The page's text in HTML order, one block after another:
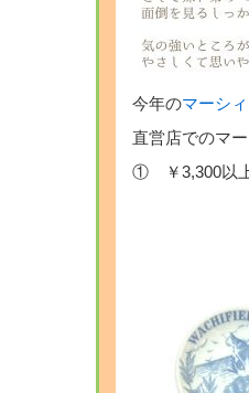
今年のマーシ
直営店でのマ
① ￥3,300以上